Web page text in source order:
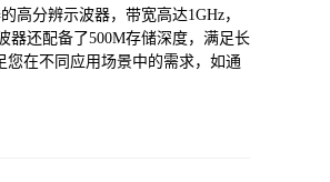
高分辨示波器，带宽高达1GHz，
器还配备了500M存储深度，满足长
在不同应用场景中的需求，如通